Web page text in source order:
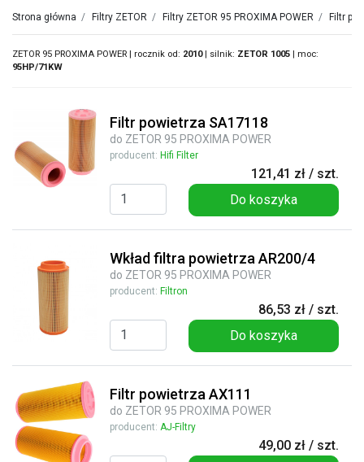
Strona główna / Filtry ZETOR / Filtry ZETOR 95 PROXIMA POWER / Filtr
ZETOR 95 PROXIMA POWER | rocznik od: 2010| silnik: ZETOR 1005 | moc:
95HP/71KW
Filtr powietrza SA17118
do ZETOR 95 PROXIMA POWER
producent: Hifi Filter
121,41 zł / szt.
Do koszyka
Wkład filtra powietrza AR200/4
do ZETOR 95 PROXIMA POWER
producent: Filtron
86,53 zł / szt.
Do koszyka
Filtr powietrza AX111
do ZETOR 95 PROXIMA POWER
producent: AJ-Filtry
49,00 zł / szt.